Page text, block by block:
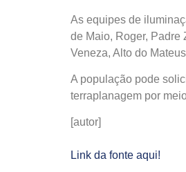
As equipes de
de Maio, Roger, Padre
Veneza, Alto do
A população pode
terraplanagem por
[autor]
Link da fonte aqui!